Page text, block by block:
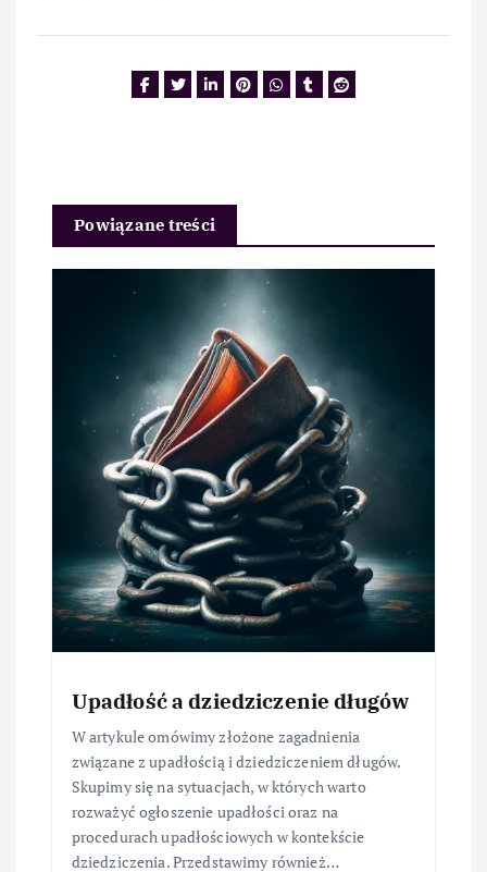
Powiązane treści
Upadłość a dziedziczenie długów
W artykule omówimy złożone zagadnienia
związane z upadłością i dziedziczeniem długów.
Skupimy się na sytuacjach, w których warto
rozważyć ogłoszenie upadłości oraz na
procedurach upadłościowych w kontekście
dziedziczenia. Przedstawimy również…